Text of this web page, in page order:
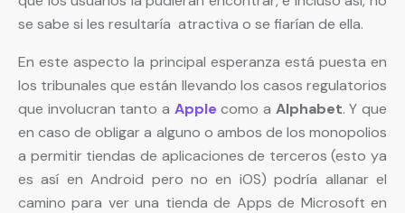
se sabe si les resultaría atractiva o se fiarían de ella.
En este aspecto la principal esperanza está puesta en
los tribunales que están llevando los casos regulatorios
que involucran tanto a Apple como a Alphabet. Y que
en caso de obligar a alguno o ambos de los monopolios
a permitir tiendas de aplicaciones de terceros (esto ya
es así en Android pero no en iOS) podría allanar el
camino para ver una tienda de Apps de Microsoft en